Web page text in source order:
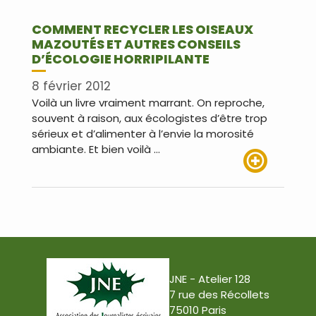
COMMENT RECYCLER LES OISEAUX
MAZOUTÉS ET AUTRES CONSEILS
D’ÉCOLOGIE HORRIPILANTE
8 février 2012
Voilà un livre vraiment marrant. On reproche,
souvent à raison, aux écologistes d’être trop
sérieux et d’alimenter à l’envie la morosité
ambiante. Et bien voilà …
JNE - Atelier 128
7 rue des Récollets
75010 Paris